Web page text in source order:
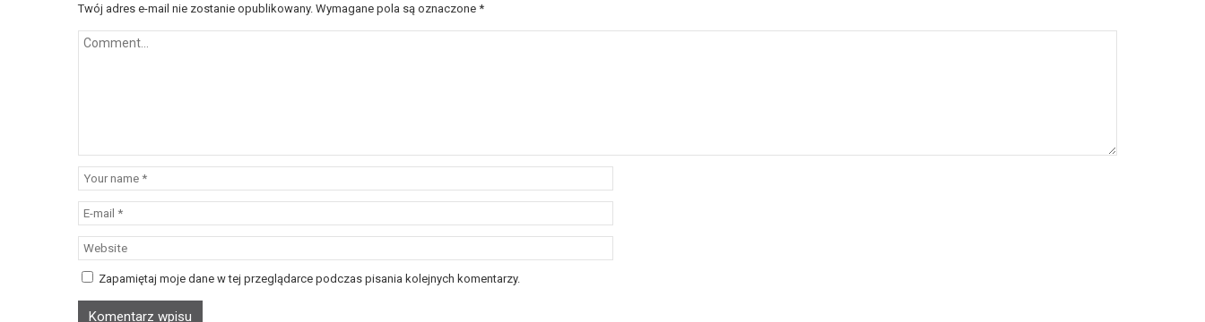
Twój adres e-mail nie zostanie opublikowany. Wymagane pola są oznaczone *
Zapamiętaj moje dane w tej przeglądarce podczas pisania kolejnych komentarzy.